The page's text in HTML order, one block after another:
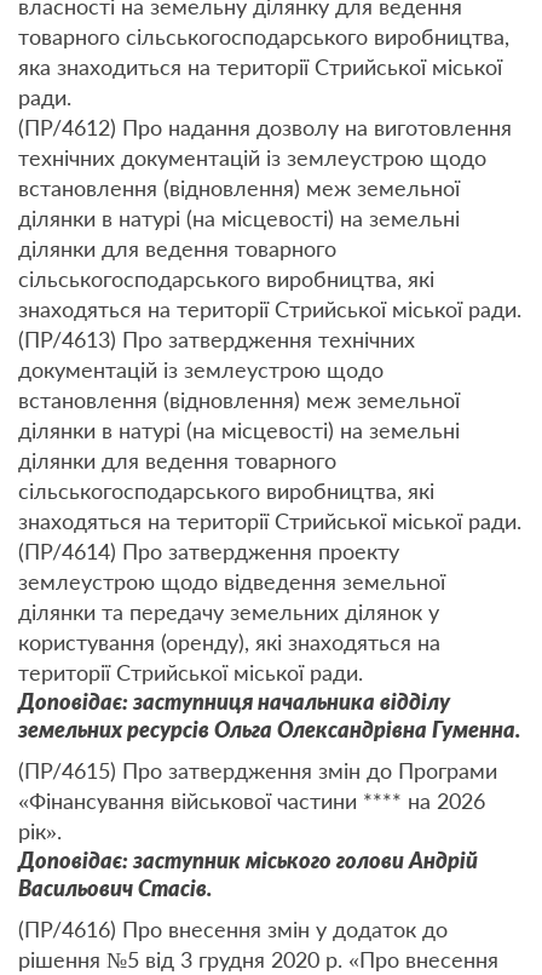
власності на земельну ділянку для ведення
товарного сільськогосподарського виробництва,
яка знаходиться на території Стрийської міської
ради.
(ПР/4612) Про надання дозволу на виготовлення
технічних документацій із землеустрою щодо
встановлення (відновлення) меж земельної
ділянки в натурі (на місцевості) на земельні
ділянки для ведення товарного
сільськогосподарського виробництва, які
знаходяться на території Стрийської міської ради.
(ПР/4613) Про затвердження технічних
документацій із землеустрою щодо
встановлення (відновлення) меж земельної
ділянки в натурі (на місцевості) на земельні
ділянки для ведення товарного
сільськогосподарського виробництва, які
знаходяться на території Стрийської міської ради.
(ПР/4614) Про затвердження проекту
землеустрою щодо відведення земельної
ділянки та передачу земельних ділянок у
користування (оренду), які знаходяться на
території Стрийської міської ради.
Доповідає: заступниця начальника відділу
земельних ресурсів Ольга Олександрівна Гуменна.
(ПР/4615) Про затвердження змін до Програми
«Фінансування військової частини **** на 2026
рік».
Доповідає: заступник міського голови Андрій
Васильович Стасів.
(ПР/4616) Про внесення змін у додаток до
рішення №5 від 3 грудня 2020 р. «Про внесення